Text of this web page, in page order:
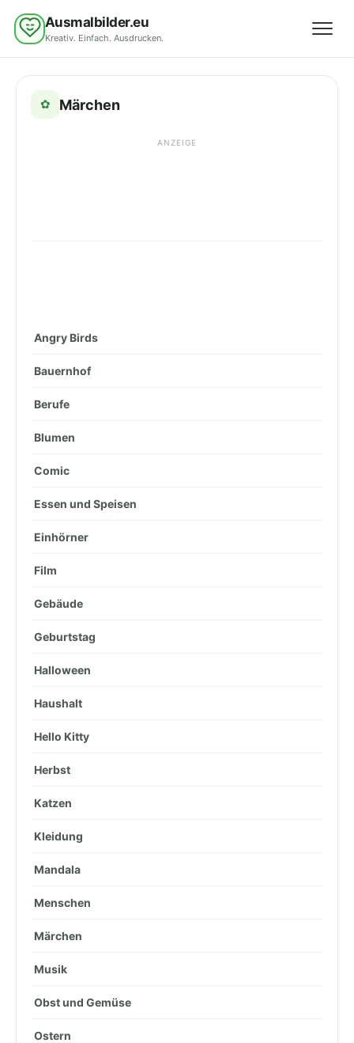
Ausmalbilder.eu
Kreativ. Einfach. Ausdrucken.
✿ Märchen
ANZEIGE
Angry Birds
Bauernhof
Berufe
Blumen
Comic
Essen und Speisen
Einhörner
Film
Gebäude
Geburtstag
Halloween
Haushalt
Hello Kitty
Herbst
Katzen
Kleidung
Mandala
Menschen
Märchen
Musik
Obst und Gemüse
Ostern